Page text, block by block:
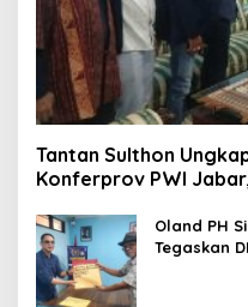
Tantan Sulthon
Konferprov PWI
Oland PH
Tegaskan